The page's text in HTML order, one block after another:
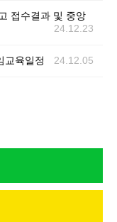
접수결과 및 중앙
24.12.23
교육일정 24.12.05